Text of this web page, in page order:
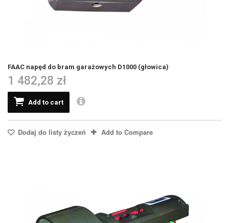
FAAC napęd do bram garażowych D1000 (głowica)
1 482,28 zł
Add to cart
Dodaj do listy życzeń Add to Compare